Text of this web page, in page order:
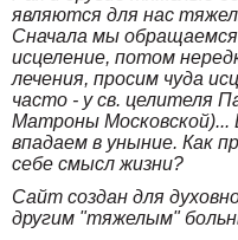
являются для нас
Сначала мы
исцеление, потом
лечения, просим чуда
часто - у св. целителя
Матроны Московской)...
впадаем в уныние. Как
себе смысл жизни?
Сайт создан для
другим "тяжелым"